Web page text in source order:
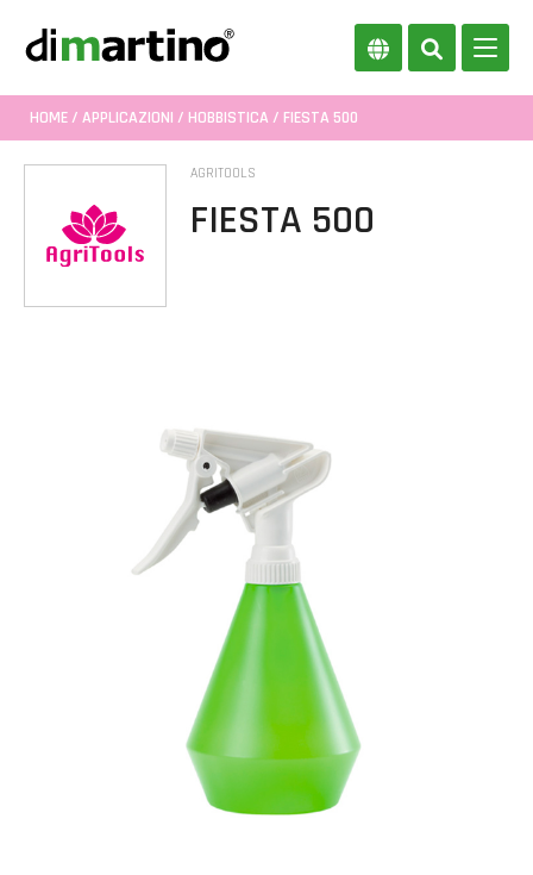
HOME/ APPLICAZIONI / HOBBISTICA / FIESTA 500
AGRITOOLS
FIESTA 500